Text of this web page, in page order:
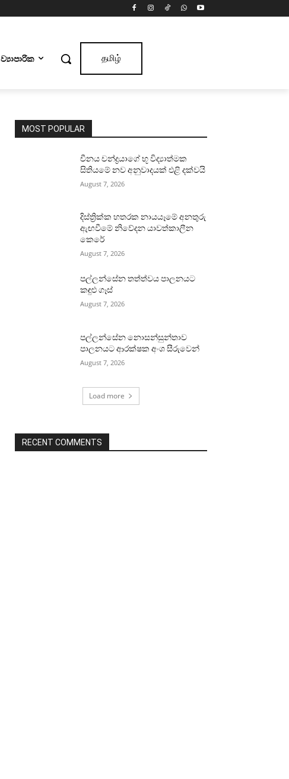
ව්‍යාපාරික தமிழ்
MOST POPULAR
චීනය චන්ද්‍රයාගේ භූ විද්‍යාත්මක
සිතියමේ නව අනුවාදයක් එළි දක්වයි
August 7, 2026
දිස්ත්‍රික්ක හතරක නායයෑමේ අනතුරු
ඇඟවීමේ නිවේදන යාවත්කාලීන
කෙරේ
August 7, 2026
පල්ලන්සේන තත්ත්වය පාලනයට
කඳුළු ගෑස්
August 7, 2026
පල්ලන්සේන නොසන්සුන්තාව
පාලනයට ආරක්ෂක අංශ සීරුවෙන්
August 7, 2026
Load more
RECENT COMMENTS